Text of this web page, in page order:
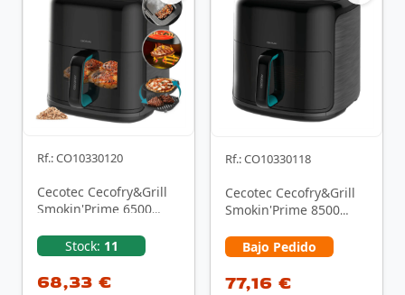
Rf.: CO10330120
Cecotec Cecofry&Grill
Smokin'Prime 6500
Independiente 2200 W
…
Stock: 11
68,33 €
Rf.: CO10330118
Cecotec Cecofry&Grill
Smokin'Prime 8500
Independiente 2300 W
…
Bajo Pedido
77,16 €